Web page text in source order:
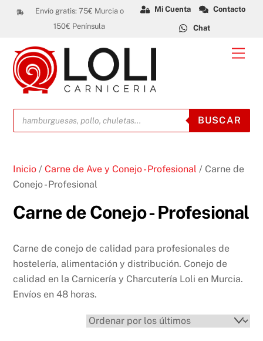
Skip
Envío gratis: 75€ Murcia o
150€ Península
Mi Cuenta Contacto
Chat
Búsqueda
de
productos
BUSCAR
Inicio /Carne de Ave y Conejo - Profesional / Carne de
Conejo - Profesional
Carne de Conejo - Profesional
Carne de conejo de calidad para profesionales de
hostelería, alimentación y distribución. Conejo de
calidad en la Carnicería y Charcutería Loli en Murcia.
Envíos en 48 horas.